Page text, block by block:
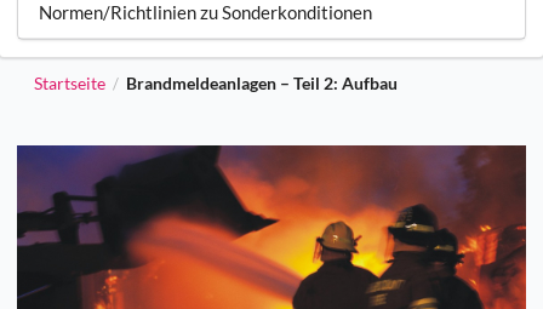
Normen/Richtlinien zu Sonderkonditionen
Startseite / Brandmeldeanlagen – Teil 2: Aufbau